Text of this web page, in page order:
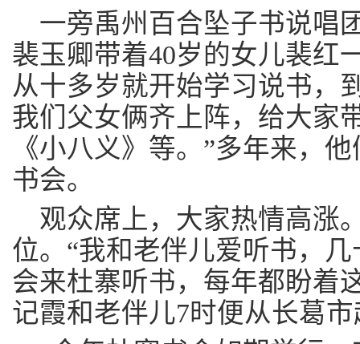
一旁禹州百合坠子书说唱
裴玉卿带着40岁的女儿裴红
从十多岁就开始学习说书，
我们父女俩齐上阵，给大家
《小八义》等。”多年来，
书会。
观众席上，大家热情高涨
位。“我和老伴儿爱听书，
会来杜寨听书，每年都盼着
记霞和老伴儿7时便从长葛